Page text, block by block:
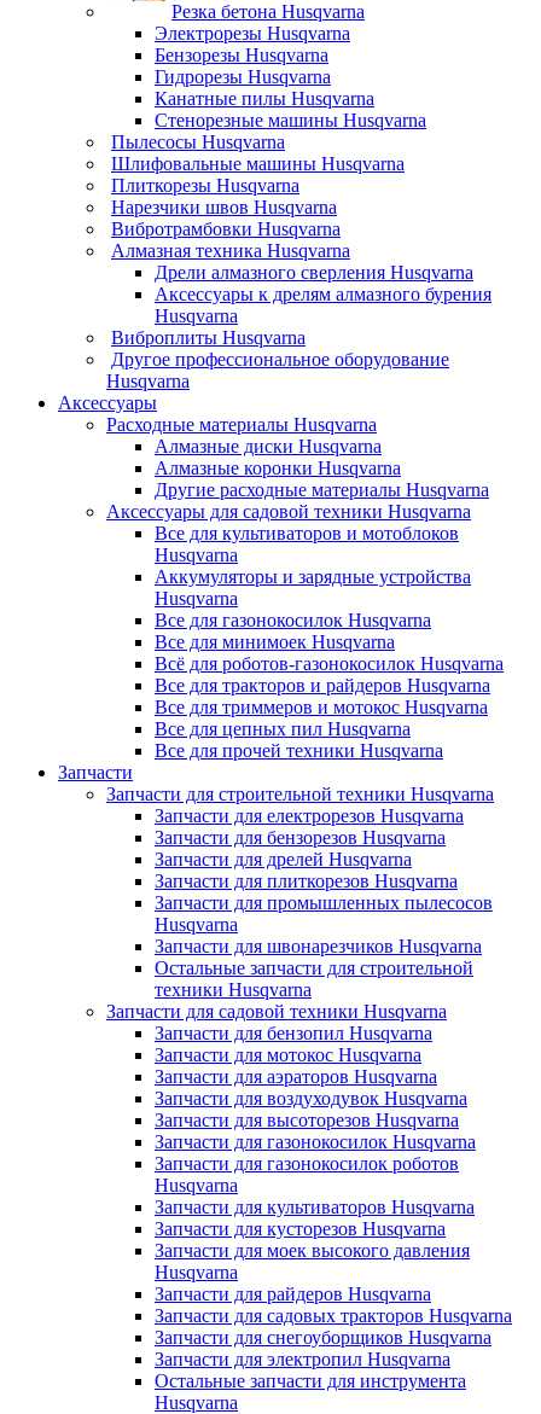
Резка бетона Husqvarna
Электрорезы Husqvarna
Бензорезы Husqvarna
Гидрорезы Husqvarna
Канатные пилы Husqvarna
Стенорезные машины Husqvarna
Пылесосы Husqvarna
Шлифовальные машины Husqvarna
Плиткорезы Husqvarna
Нарезчики швов Husqvarna
Вибротрамбовки Husqvarna
Алмазная техника Husqvarna
Дрели алмазного сверления Husqvarna
Аксессуары к дрелям алмазного бурения
Husqvarna
Виброплиты Husqvarna
Другое профессиональное оборудование
Husqvarna
Аксессуары
Расходные материалы Husqvarna
Алмазные диски Husqvarna
Алмазные коронки Husqvarna
Другие расходные материалы Husqvarna
Аксессуары для садовой техники Husqvarna
Все для культиваторов и мотоблоков
Husqvarna
Аккумуляторы и зарядные устройства
Husqvarna
Все для газонокосилок Husqvarna
Все для минимоек Husqvarna
Всё для роботов-газонокосилок Husqvarna
Все для тракторов и райдеров Husqvarna
Все для триммеров и мотокос Husqvarna
Все для цепных пил Husqvarna
Все для прочей техники Husqvarna
Запчасти
Запчасти для строительной техники Husqvarna
Запчасти для електрорезов Husqvarna
Запчасти для бензорезов Husqvarna
Запчасти для дрелей Husqvarna
Запчасти для плиткорезов Husqvarna
Запчасти для промышленных пылесосов
Husqvarna
Запчасти для швонарезчиков Husqvarna
Остальные запчасти для строительной
техники Husqvarna
Запчасти для садовой техники Husqvarna
Запчасти для бензопил Husqvarna
Запчасти для мотокос Husqvarna
Запчасти для аэраторов Husqvarna
Запчасти для воздуходувок Husqvarna
Запчасти для высоторезов Husqvarna
Запчасти для газонокосилок Husqvarna
Запчасти для газонокосилок роботов
Husqvarna
Запчасти для культиваторов Husqvarna
Запчасти для кусторезов Husqvarna
Запчасти для моек высокого давления
Husqvarna
Запчасти для райдеров Husqvarna
Запчасти для садовых тракторов Husqvarna
Запчасти для снегоуборщиков Husqvarna
Запчасти для электропил Husqvarna
Остальные запчасти для инструмента
Husqvarna